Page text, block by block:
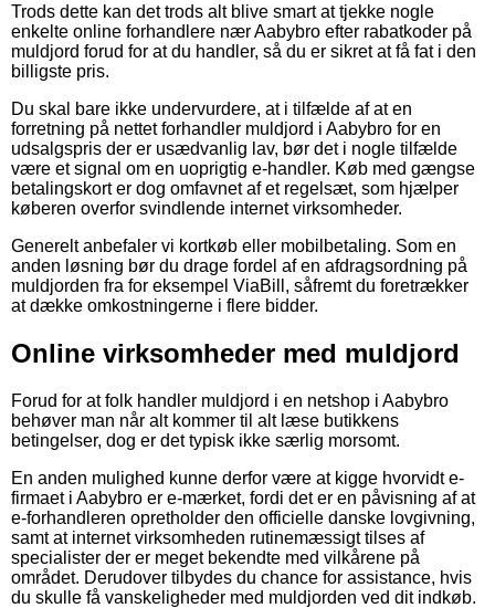
Trods dette kan det trods alt blive smart at tjekke nogle
enkelte online forhandlere nær Aabybro efter rabatkoder på
muldjord forud for at du handler, så du er sikret at få fat i den
billigste pris.
Du skal bare ikke undervurdere, at i tilfælde af at en
forretning på nettet forhandler muldjord i Aabybro for en
udsalgspris der er usædvanlig lav, bør det i nogle tilfælde
være et signal om en uoprigtig e-handler. Køb med gængse
betalingskort er dog omfavnet af et regelsæt, som hjælper
køberen overfor svindlende internet virksomheder.
Generelt anbefaler vi kortkøb eller mobilbetaling. Som en
anden løsning bør du drage fordel af en afdragsordning på
muldjorden fra for eksempel ViaBill, såfremt du foretrækker
at dække omkostningerne i flere bidder.
Online virksomheder med muldjord
Forud for at folk handler muldjord i en netshop i Aabybro
behøver man når alt kommer til alt læse butikkens
betingelser, dog er det typisk ikke særlig morsomt.
En anden mulighed kunne derfor være at kigge hvorvidt e-
firmaet i Aabybro er e-mærket, fordi det er en påvisning af at
e-forhandleren opretholder den officielle danske lovgivning,
samt at internet virksomheden rutinemæssigt tilses af
specialister der er meget bekendte med vilkårene på
området. Derudover tilbydes du chance for assistance, hvis
du skulle få vanskeligheder med muldjorden ved dit indkøb.